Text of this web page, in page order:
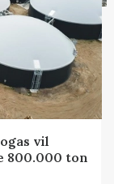
vil
800.000 ton